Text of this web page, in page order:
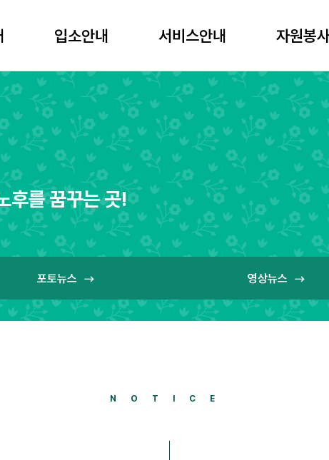
입소안내
서비스안내
자원봉
후를 꿈꾸는 곳!
포토뉴스 영상뉴스
NOTICE